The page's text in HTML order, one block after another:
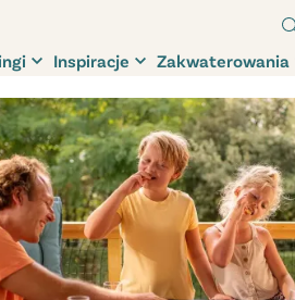
Inspiracje Zakwaterowania